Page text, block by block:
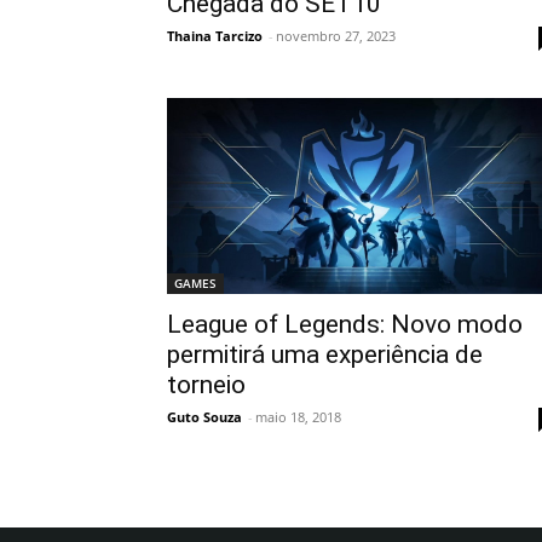
Thaina Tarcizo - novembro 27, 2023
GAMES
League of Legends: Novo modo
permitirá uma experiência de
torneio
Guto Souza - maio 18, 2018